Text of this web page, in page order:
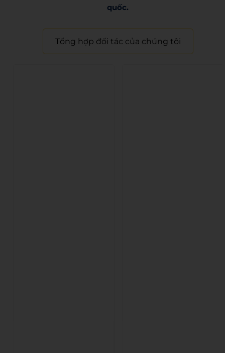
quốc.​
Tổng hợp đối tác của chúng tôi